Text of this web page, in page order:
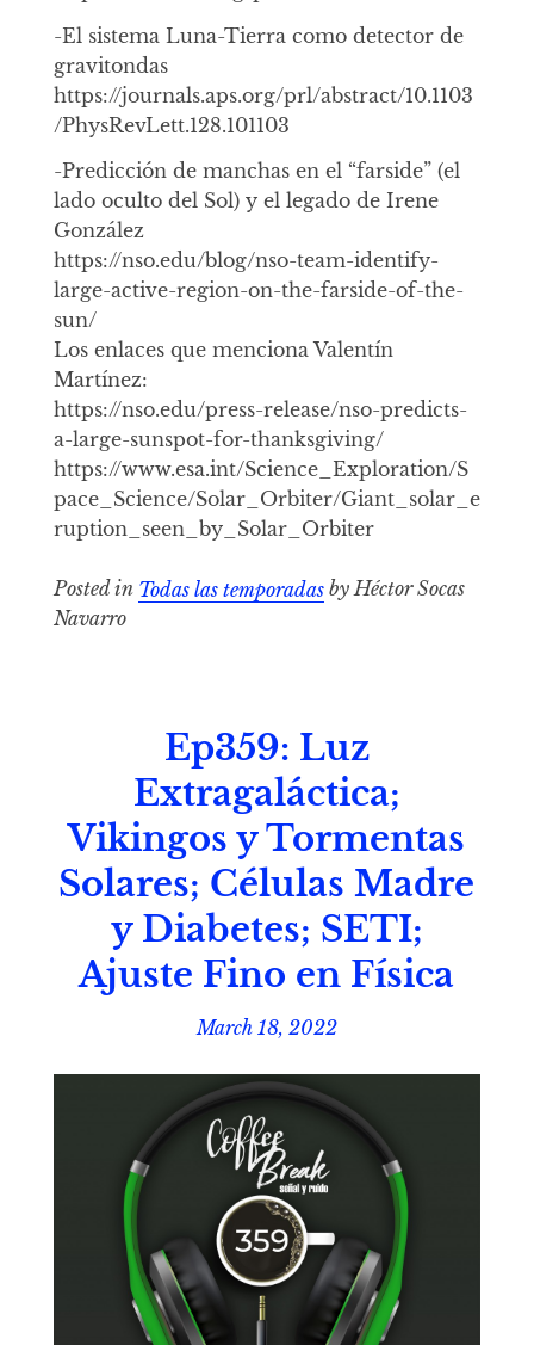
-El sistema Luna-Tierra como detector de
gravitondas
https://journals.aps.org/prl/abstract/10.1103
/PhysRevLett.128.101103
-Predicción de manchas en el “farside” (el
lado oculto del Sol) y el legado de Irene
González
https://nso.edu/blog/nso-team-identify-
large-active-region-on-the-farside-of-the-
sun/
Los enlaces que menciona Valentín
Martínez:
https://nso.edu/press-release/nso-predicts-
a-large-sunspot-for-thanksgiving/
https://www.esa.int/Science_Exploration/S
pace_Science/Solar_Orbiter/Giant_solar_e
ruption_seen_by_Solar_Orbiter
Posted in Todas las temporadasby Héctor Socas
Navarro
Ep359: Luz
Extragaláctica;
Vikingos y Tormentas
Solares; Células Madre
y Diabetes; SETI;
Ajuste Fino en Física
March 18, 2022